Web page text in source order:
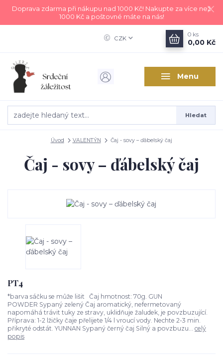
Doprava zdarma při nákupu nad 1000 Kč! Nakupte za více než
1000 Kč a poštovné máte na nás!
Menu
CZK
Hledat
0 ks
0,00 Kč
Úvod VALENTÝN Čaj - sovy – ďábelský čaj
Čaj - sovy – ďábelský čaj
PT4
*barva sáčku se může lišit Čaj hmotnost: 70g. GUN
POWDER Sypaný zelený Čaj aromatický, nefermetovaný
napomáhá trávit tuky ze stravy, uklidňuje žaludek, je povzbuzující.
Příprava: 1-2 lžičky čaje přelijete 1/4 l vroucí vody. Nechte 2-3 min.
přikryté odstát. YUNNAN Sypaný černý čaj Silný a povzbuzu... celý
popis